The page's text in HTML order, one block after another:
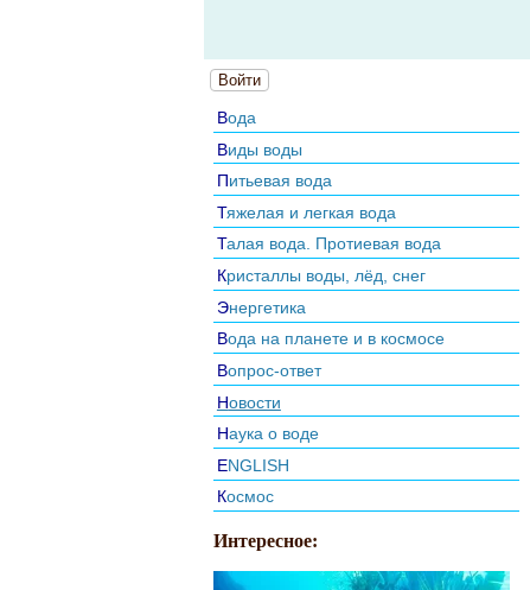
Войти
Вода
Виды воды
Питьевая вода
Тяжелая и легкая вода
Талая вода. Протиевая вода
Кристаллы воды, лёд, снег
Энергетика
Вода на планете и в космосе
Вопрос-ответ
Новости
Наука о воде
ENGLISH
Космос
Интересное: